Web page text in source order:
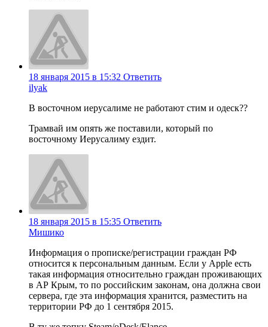
18 января 2015 в 15:32 Ответить
ilyak
В восточном иерусалиме не работают стим и одеск??
Трамвай им опять же поставили, который по
восточному Иерусалиму ездит.
18 января 2015 в 15:35 Ответить
Мишико
Информация о прописке/регистрации граждан РФ
относится к персональным данным. Если у Apple есть
такая информация относительно граждан проживающих
в АР Крым, то по российским законам, она должна свои
сервера, где эта информация хранится, разместить на
территории РФ до 1 сентября 2015.